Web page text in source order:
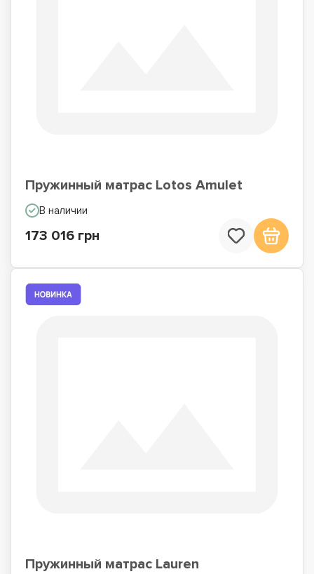
Пружинный матрас Lotos Amulet
В наличии
173 016 грн
Пружинный матрас Lauren